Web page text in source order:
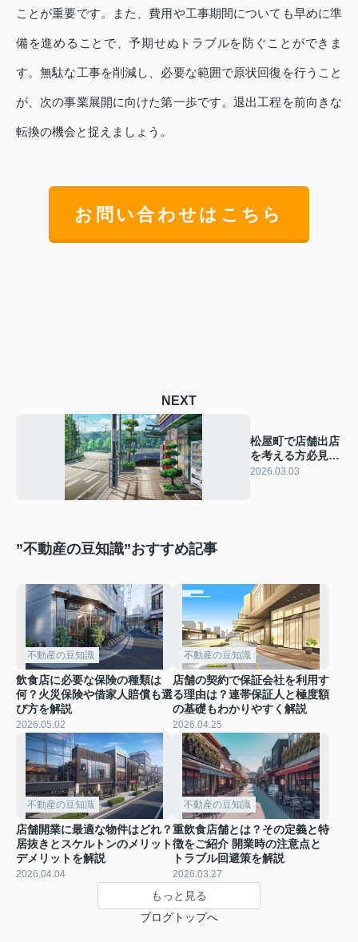
ことが重要です。また、費用や工事期間についても早めに準
備を進めることで、予期せぬトラブルを防ぐことができま
す。無駄な工事を削減し、必要な範囲で原状回復を行うこと
が、次の事業展開に向けた第一歩です。退出工程を前向きな
転換の機会と捉えましょう。
お問い合わせはこちら
NEXT
松屋町で店舗出店
を考える方必見！
エリア特性や相場
2026.03.03
”不動産の豆知識”おすすめ記事
不動産の豆知識
飲食店に必要な保険の種類は
何？火災保険や借家人賠償も選
び方を解説
2026.05.02
不動産の豆知識
店舗の契約で保証会社を利用す
る理由は？連帯保証人と極度額
の基礎もわかりやすく解説
2026.04.25
不動産の豆知識
店舗開業に最適な物件はどれ？
居抜きとスケルトンのメリット
デメリットを解説
2026.04.04
不動産の豆知識
重飲食店舗とは？その定義と特
徴をご紹介 開業時の注意点と
トラブル回避策を解説
2026.03.27
もっと見る
ブログトップへ